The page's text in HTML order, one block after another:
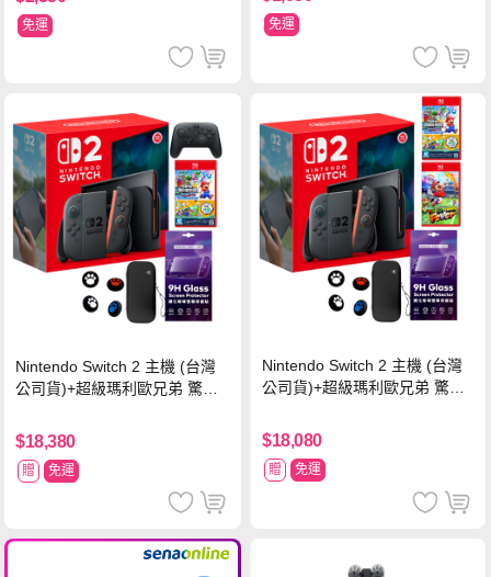
免運 免運
Nintendo Switch 2 主機 (台灣
公司貨)+超級瑪利歐兄弟 驚奇
器
$18,380
贈 免運
Nintendo Switch 2 主機 (台灣
公司貨)+超級瑪利歐兄弟 驚奇
球 狂熱 中文版
$18,080
贈 免運